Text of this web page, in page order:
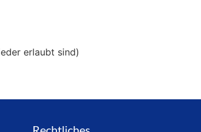
erlaubt sind)